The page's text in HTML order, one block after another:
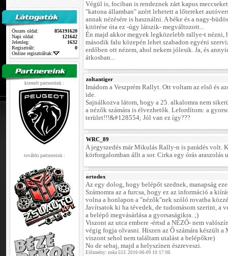
Összes oldal:
856191620
Napi oldal:
121642
Jelenleg:
1632
Regisztrált:
0
Online regisztráltak:
kiemelt partnerünk :
további partnereink :
Végül is, fociban is rendeznek zárt kapus
"katona államban" azért lehetett a lőtereket
annak nézésére is használni. A béke és a nagy-
kitörése óta ez -úgy látszik- megváltozott...
Én majd akkor megyek legközelebb rallye-t nézni,
második falu közepén lehet szabadon egyéni
erdőben ott nézem, ahol nekem jólesik. Ja, és
átkosban...
zoltantiger
Imádom a Veszprém Rallyt. Ott voltam az első és
ide.
Sajnálkozva látom, hogy a 25. alkalomra nem
a nézők számára is élvezhetők. Lefordítom: a
terület!!!&#128554; Jól van ez így???
WRC_89
A jegyszedés már Mikulás Rally-n is parádés volt.
körforgalomban állt a sor. Cirka egy órás araszolás
ortodox
Az egy dolog, hogy belépőt szednek, manapság
Számomra az a furcsa, hogy ez az információ a
volna a honlapon a "nézők"nek szóló rovatba
Javítsatok ki ha tévedek, de tudomásom szerint, a
a belépő megvásárlása a gyorsaságikra. ;)
Viszont az utca embere -értsd a NÉZŐ- nem
végig fogja olvasni. Hiszen az Ő számára készült a
viszont sehol nem találtam utalást a belépőkre)
No de sebaj, majd a helyszínen észreveszi.
Előzmény: zoka 553. 2016-06-09 10:17:06